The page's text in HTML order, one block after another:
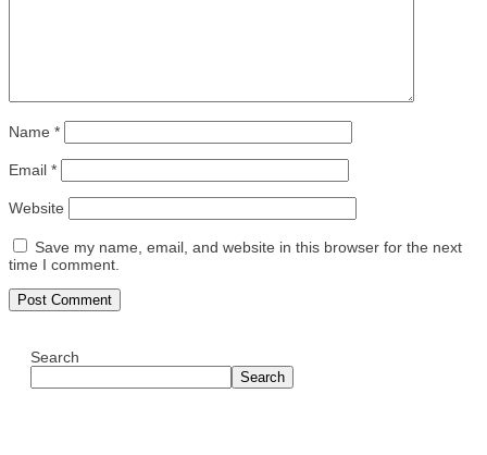
Name *
Email *
Website
Save my name, email, and website in this browser for the next
time I comment.
Search
Search